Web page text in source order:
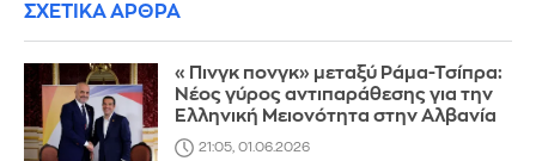
ΣΧΕΤΙΚΑ ΑΡΘΡΑ
«Πινγκ πονγκ» μεταξύ Ράμα-Τσίπρα:
Νέος γύρος αντιπαράθεσης για την
Ελληνική Μειονότητα στην Αλβανία
21:05, 01.06.2026